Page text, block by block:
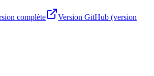
complète
Version GitHub (version